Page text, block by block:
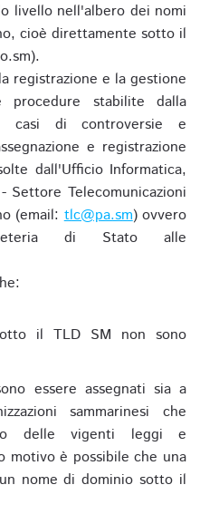
livello nell'albero dei nomi
cioè direttamente sotto il
registrazione e la gestione
stabilite dalla
casi di controversie e
e registrazione
dall'Ufficio Informatica,
Settore Telecomunicazioni
(email:tlc@pa.sm) ovvero
di Stato alle
il TLD SM non sono
essere assegnati sia a
sammarinesi che
delle vigenti leggi e
motivo è possibile che una
nome di dominio sotto il